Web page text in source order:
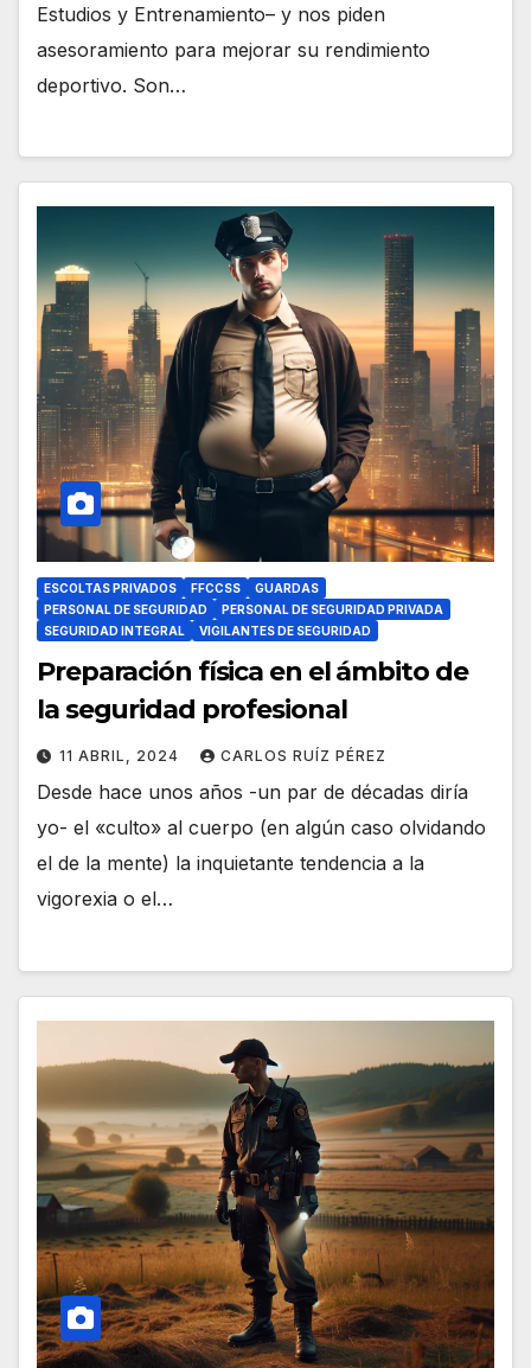
Estudios y Entrenamiento– y nos piden
asesoramiento para mejorar su rendimiento
deportivo. Son…
ESCOLTAS PRIVADOS FFCCSS
GUARDAS
PERSONAL DE SEGURIDAD
PERSONAL DE SEGURIDAD PRIVADA
SEGURIDAD INTEGRAL
VIGILANTES DE SEGURIDAD
Preparación física en el ámbito de
la seguridad profesional
11 ABRIL, 2024 CARLOS RUÍZ PÉREZ
Desde hace unos años -un par de décadas diría
yo- el «culto» al cuerpo (en algún caso olvidando
el de la mente) la inquietante tendencia a la
vigorexia o el…